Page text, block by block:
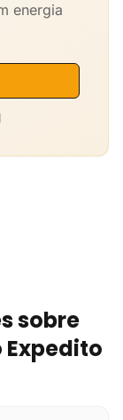
energia
sobre
Expedito